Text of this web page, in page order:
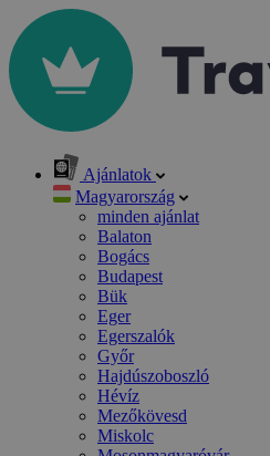
Ajánlatok
Magyarország
minden ajánlat
Balaton
Bogács
Budapest
Bük
Eger
Egerszalók
Győr
Hajdúszoboszló
Hévíz
Mezőkövesd
Miskolc